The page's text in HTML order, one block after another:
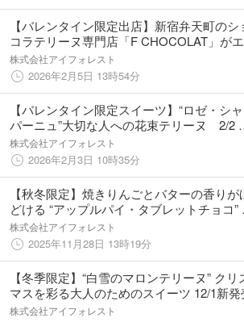
【バレンタイン限定出店】新宿弁天町のシ
コラテリーヌ専門店「F CHOCOLAT」が
ュート大宮に初登場！2月15日（日）まで開
中
株式会社アイフォレスト
2026年2月5日 13時54分
【バレンタイン限定スイーツ】“ロゼ・シ
パーニュ”大切な人への花束テリーヌ 2/2
舗限定販売
株式会社アイフォレスト
2026年2月3日 10時35分
【秋冬限定】焼きりんごとバターの香りが
どける “アップルパイ・タブレットチョコ”
発売
株式会社アイフォレスト
2025年11月28日 13時19分
【冬季限定】“白雪のマロンテリーヌ” クリ
マスを彩る大人のためのスイーツ 12/1新発
株式会社アイフォレスト